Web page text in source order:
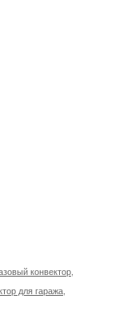
конвектор
для гаража